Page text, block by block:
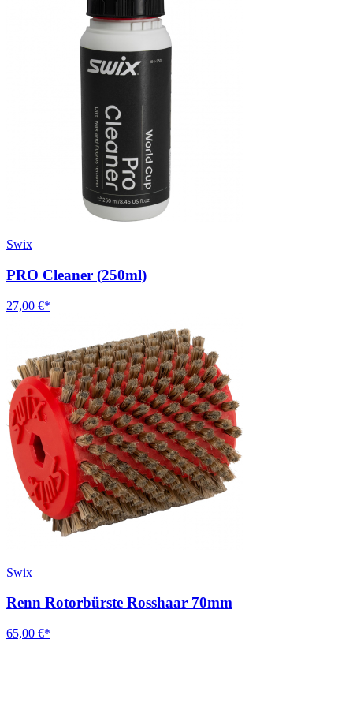
Swix
PRO Cleaner (250ml)
27,00 €*
Swix
Renn Rotorbürste Rosshaar 70mm
65,00 €*